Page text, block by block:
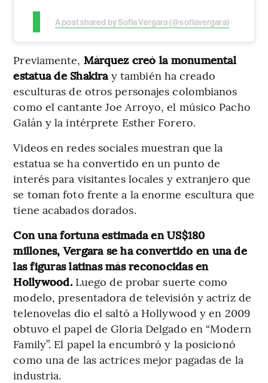
A post shared by Sofia Vergara (@sofiavergara)
Previamente, Márquez creó la monumental
estatua de Shakiray también ha creado
esculturas de otros personajes colombianos
como el cantante Joe Arroyo, el músico Pacho
Galán y la intérprete Esther Forero.
Videos en redes sociales muestran que la
estatua se ha convertido en un punto de
interés para visitantes locales y extranjero que
se toman foto frente a la enorme escultura que
tiene acabados dorados.
Con una fortuna estimada en US$180
millones, Vergara se ha convertido en una de
las figuras latinas más reconocidas en
Hollywood.Luego de probar suerte como
modelo, presentadora de televisión y actriz de
telenovelas dio el saltó a Hollywood y en 2009
obtuvo el papel de Gloria Delgado en “Modern
Family”. El papel la encumbró y la posicionó
como una de las actrices mejor pagadas de la
industria.